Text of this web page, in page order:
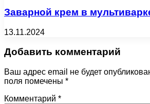
Заварной крем в
13.11.2024
Добавить комментарий
Ваш адрес email не будет
поля помечены *
Комментарий *